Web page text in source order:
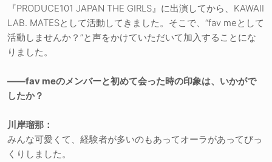
『PRODUCE101 JAPAN THE GIRLS』に出演してから、KAWAII
LAB. MATESとして活動してきました。そこで、“fav meとして
活動しませんか？”と声をかけていただいて加入することにな
りました。
――fav meのメンバーと初めて会った時の印象は、いかがで
したか？
川岸瑠那：
みんな可愛くて、経験者が多いのもあってオーラがあってびっ
くりしました。